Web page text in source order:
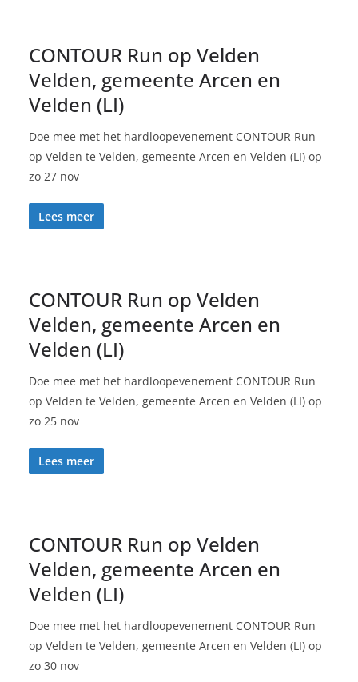
CONTOUR Run op Velden
Velden, gemeente Arcen en
Velden (LI)
Doe mee met het hardloopevenement CONTOUR Run
op Velden te Velden, gemeente Arcen en Velden (LI) op
zo 27 nov
Lees meer
CONTOUR Run op Velden
Velden, gemeente Arcen en
Velden (LI)
Doe mee met het hardloopevenement CONTOUR Run
op Velden te Velden, gemeente Arcen en Velden (LI) op
zo 25 nov
Lees meer
CONTOUR Run op Velden
Velden, gemeente Arcen en
Velden (LI)
Doe mee met het hardloopevenement CONTOUR Run
op Velden te Velden, gemeente Arcen en Velden (LI) op
zo 30 nov